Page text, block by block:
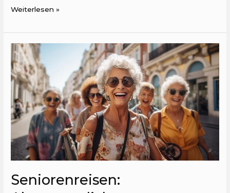
Weiterlesen »
Seniorenreisen:
Seniorenreisen:
Abenteuerliche
Entdeckungen
während
der
Rente